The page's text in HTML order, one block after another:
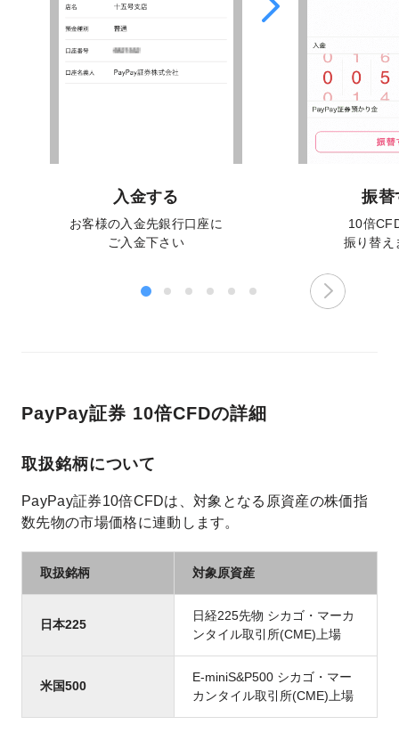
入金する
お客様の入金先銀行口座に
ご入金下さい
振替
10倍
振り替え
PayPay証券 10倍CFDの詳細
取扱銘柄について
PayPay証券10倍CFDは、対象となる原資産の株価指
数先物の市場価格に連動します。
取扱銘柄 対象原資産
日本225
日経225先物 シカゴ・マーカ
ンタイル取引所(CME)上場
米国500
E-miniS&P500 シカゴ・マー
カンタイル取引所(CME)上場